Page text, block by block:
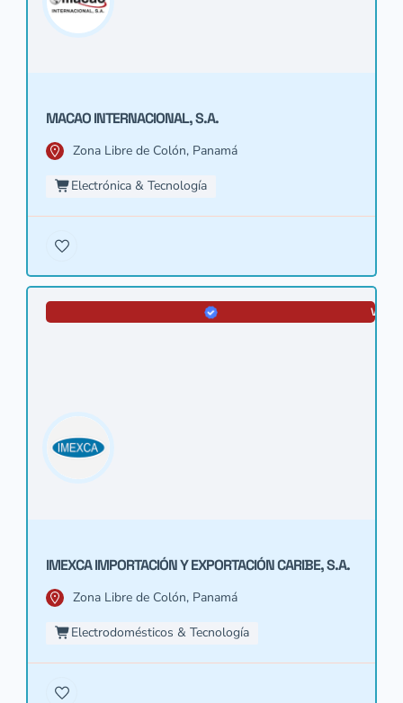
MACAO INTERNACIONAL, S.A.
Zona Libre de Colón, Panamá
Electrónica & Tecnología
IMEXCA IMPORTACIÓN Y EXPORTACIÓN CARIBE, S.A.
Zona Libre de Colón, Panamá
Electrodomésticos & Tecnología